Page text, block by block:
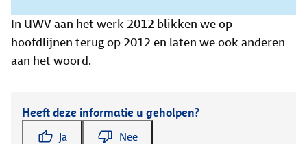
In UWV aan het werk 2012 blikken we op
hoofdlijnen terug op 2012 en laten we ook anderen
aan het woord.
Heeft deze informatie u geholpen?
Ja Nee